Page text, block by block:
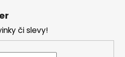
či slevy!